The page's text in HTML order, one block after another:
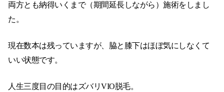
両方とも納得いくまで（期間延長しながら）施術をしまし
た。
現在数本は残っていますが、脇と膝下はほぼ気にしなくて
いい状態です。
人生三度目の目的はズバリVIO脱毛。